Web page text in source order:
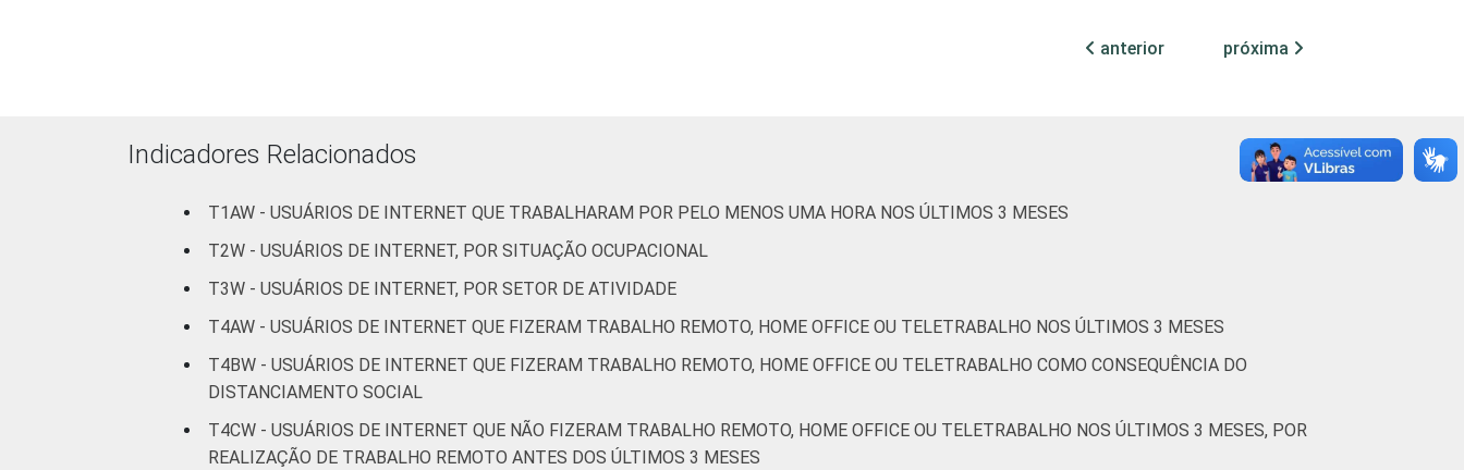
62 38
CLASSE SOCIAL 21
C
Fonte: CGI.br/NIC.br, Centro Regional de Estudos para o Desenvolvimento da Sociedade da Informação (Cetic.br), Pesquisa on-line com usuários de
Internet no Brasil - Painel TIC COVID-19 - Edição 4.
anterior próxima
Indicadores Relacionados
T1AW - USUÁRIOS DE INTERNET QUE TRABALHARAM POR PELO MENOS UMA HORA NOS ÚLTIMOS 3 MESES
T2W - USUÁRIOS DE INTERNET, POR SITUAÇÃO OCUPACIONAL
T3W - USUÁRIOS DE INTERNET, POR SETOR DE ATIVIDADE
T4AW - USUÁRIOS DE INTERNET QUE FIZERAM TRABALHO REMOTO, HOME OFFICE OU TELETRABALHO NOS ÚLTIMOS 3 MESES
T4BW - USUÁRIOS DE INTERNET QUE FIZERAM TRABALHO REMOTO, HOME OFFICE OU TELETRABALHO COMO CONSEQUÊNCIA DO
DISTANCIAMENTO SOCIAL
T4CW - USUÁRIOS DE INTERNET QUE NÃO FIZERAM TRABALHO REMOTO, HOME OFFICE OU TELETRABALHO NOS ÚLTIMOS 3 MESES, POR
REALIZAÇÃO DE TRABALHO REMOTO ANTES DOS ÚLTIMOS 3 MESES